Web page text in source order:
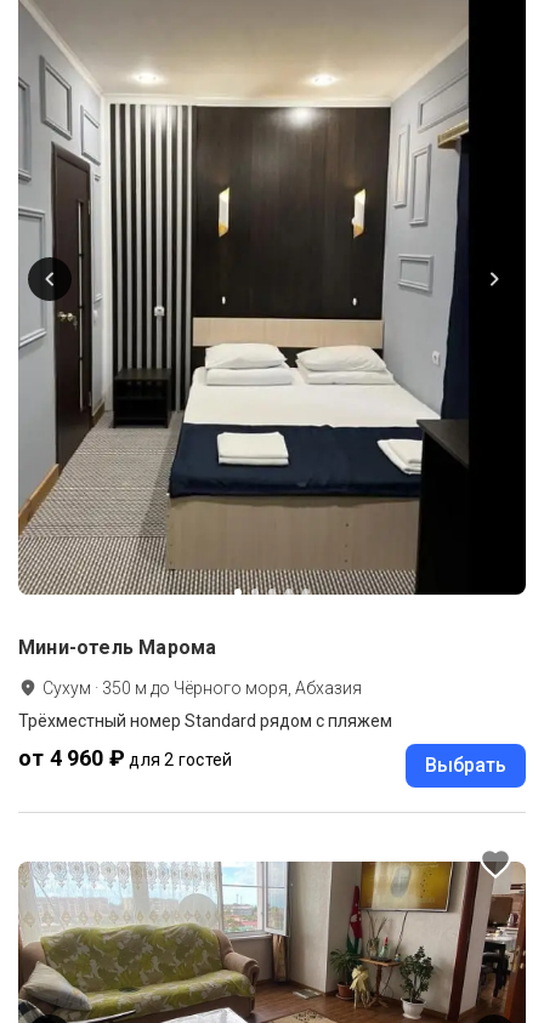
Мини-отель Марома
Сухум · 350 м до Чёрного моря, Абхазия
Трёхместный номер Standard рядом с пляжем
от 4 960 ₽ для 2 гостей Выбрать